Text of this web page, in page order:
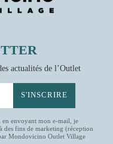
actualités de l’Outlet
en envoyant mon e-mail, je
des fins de marketing (réception
Mondovicino Outlet Village